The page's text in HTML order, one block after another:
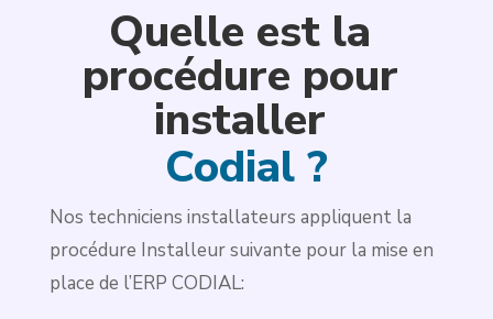
Quelle est la
procédure pour
installer
Codial ?
Nos techniciens installateurs appliquent la
procédure Installeur suivante pour la mise en
place de l’ERP CODIAL: